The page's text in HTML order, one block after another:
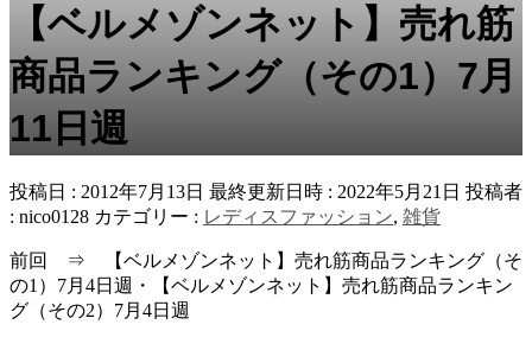
【ベルメゾンネット】売れ筋
商品ランキング（その1）7月
11日週
投稿日 : 2012年7月13日 最終更新日時 : 2022年5月21日 投稿者
: nico0128 カテゴリー : レディスファッション, 雑貨
前回 ⇒ 【ベルメゾンネット】売れ筋商品ランキング（そ
の1）7月4日週・【ベルメゾンネット】売れ筋商品ランキン
グ（その2）7月4日週